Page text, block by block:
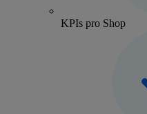
KPIs pro Shop